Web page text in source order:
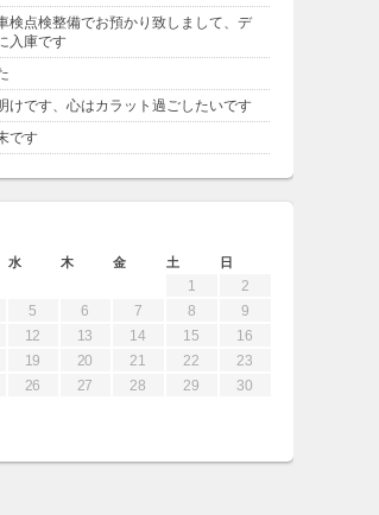
検点検整備でお預かり致しまして、デ
入庫です
けです、心はカラット過ごしたいです
です
水 木 金 土 日
1
2
5 6 7 8
9
12 13 14 15
16
19 20 21 22
23
26 27 28 29
30